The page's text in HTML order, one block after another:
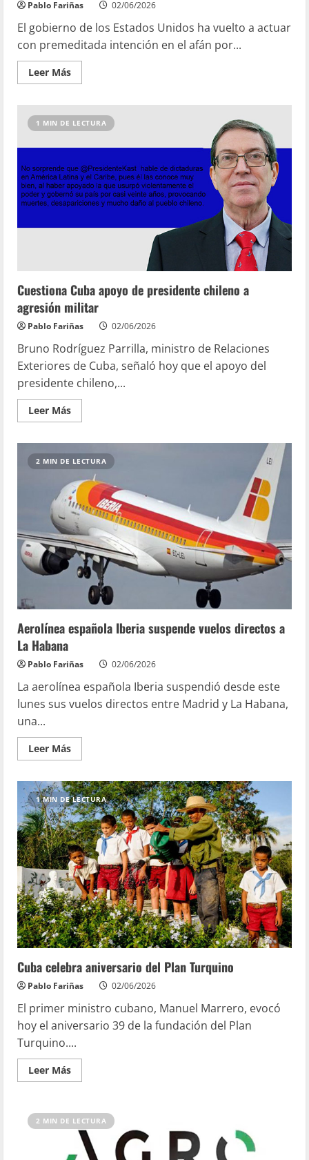
Pablo Fariñas 02/06/2026
El gobierno de los Estados Unidos ha vuelto a actuar
con premeditada intención en el afán por...
Leer Más
1 MIN DE LECTURA
Cuestiona Cuba apoyo de presidente chileno a
agresión militar
Pablo Fariñas 02/06/2026
Bruno Rodríguez Parrilla, ministro de Relaciones
Exteriores de Cuba, señaló hoy que el apoyo del
presidente chileno,...
Leer Más
2 MIN DE LECTURA
Aerolínea española Iberia suspende vuelos directos a
La Habana
Pablo Fariñas 02/06/2026
La aerolínea española Iberia suspendió desde este
lunes sus vuelos directos entre Madrid y La Habana,
una...
Leer Más
1 MIN DE LECTURA
Cuba celebra aniversario del Plan Turquino
Pablo Fariñas 02/06/2026
El primer ministro cubano, Manuel Marrero, evocó
hoy el aniversario 39 de la fundación del Plan
Turquino....
Leer Más
2 MIN DE LECTURA